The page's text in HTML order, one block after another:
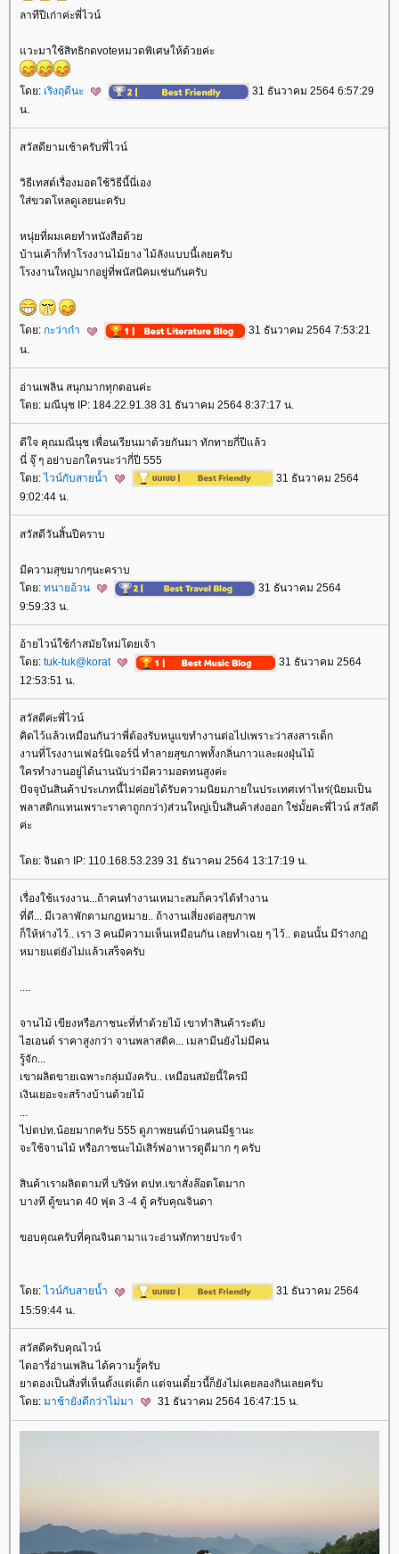
ลาทีปีเก่าค่ะพี่ไวน์
วะมาใช้สิทธิกดvoteหมวดพิเศษให้ด้วยค่ะ
ดย: เริงฤดีนะ
31 ธันวาคม 2564 6:57:29
น.
สวัสดียามเช้าครับพี่ไวน์
วิธีเทสต์เรื่องมอดใช้วิธีนี้นี่เอง
ส่ขวดโหลดูเลยนะครับ
หนุ่ยที่ผมเคยทำหนังสือด้ว
บ้านเค้าก็ทำโรงงานไม้ยาง ไม้ลังแบบนี้เลยครับ
รงงานใหญ่มากอยู่ที่พนัสนิคมเช่นกันครับ
ดย: กะว่าก๋า
31 ธันวาคม 2564 7:53:21
น.
อ่านเพลิน สนุกมากทุกตอนค่ะ
ดย: มณีนุช IP: 184.22.91.38 31 ธันวาคม 2564 8:37:17 น.
ดีใจ คุณมณีนุช เพื่อนเรียนมาด้วยกันมา ทักทายกี่ปีแล้ว
นี่ จุ๊ ๆ อย่าบอกใครนะว่ากี่ปี 555
ดย:ไวน์กับสายน้ำ
31 ธันวาคม 2564
9:02:44 น.
สวัสดีวันสิ้นปีคราบ
มีความสุขมากๆนะคราบ
ดย: ทนายอ้วน
31 ธันวาคม 2564
9:59:33 น.
อ้ายไวน์ใช้กำสมัยใหม่โตยเจ้า
ดย: tuk-tuk@korat
31 ธันวาคม 2564
12:53:51 น.
สวัสดีค่ะพี่ไวน์
คิดไว้แล้วเหมือนกันว่าพี่ต้องรับหนูแขทำงานต่อไปเพราะว่าสงสารเด็ก
งานที่โรงงานเฟอร์นิเจอร์นี่ ทำลายสุขภาพทั้งกลิ่นกาวและผงฝุ่นไม้
ครทำงานอยู่ได้นานนับว่ามีความอดทนสูงค่ะ
ปัจจุบันสินค้าประเภทนี้ไม่ค่อยได้รับความนิยมภายในประเทศเท่าไหร่(นิยมเป็น
พลาสติกแทนเพราะราคาถูกกว่า)ส่วนใหญ่เป็นสินค้าส่งออก ใช่มั้ยคะพี่ไวน์ สวัสดี
ค่ะ
ดย: จินดา IP: 110.168.53.239 31 ธันวาคม 2564 13:17:19 น.
เรื่องใช้แรงงาน...ถ้าคนทำงานเหมาะสมก็ควรได้ทำงาน
ที่ดี... มีเวลาพักตามกฏหมาย.. ถ้างานเสี่ยงต่อสุขภาพ
ก็ให้ห่างไว้.. เรา 3 คนมีความเห็นเหมือนกัน เลยทำเฉย ๆ ไว้.. ตอนนั้น มีร่างก
หมายแต่ยังไม่แล้วเสร็จครับ
....
จานไม้ เขียงหรือภาชนะที่ทำด้วยไม้ เขาทำสินค้าระดับ
ไฮเอนด์ ราคาสูงกว่า จานพลาสติค... เมลามีนยังไม่มีคน
รู้จัก...
เขาผลิตขายเฉพาะกลุ่มมังครับ.. เหมือนสมัยนี้ใครมี
เงินเยอะจะสร้างบ้านด้วยไม้
...
ไปตปท.น้อยมากครับ 555 ดูภาพยนต์บ้านคนมีฐานะ
จะใช้จานไม้ หรือภาชนะไม้เสิร์ฟอาหารดูดีมาก ๆ ครับ
สินค้าเราผลิตตามที่ บริษัท ตปท.เขาสั่งล๊อตโตมาก
บางที ตู้ขนาด 40 ฟุต 3 -4 ตู้ ครับคุณจินดา
ขอบคุณครับที่คุณจินดามาแวะอ่านทักทายประจำ
ดย: ไวน์กับสายน้ำ
31 ธันวาคม 2564
15:59:44 น.
สวัสดีครับคุณไวน์
ไดอารี่อ่านเพลิน ได้ความรู้้ครับ
าดองเป็นสิ่งที่เห็นตั้งแต่เด็ก แต่จนเดี๋ยวนี้ก็ยังไม่เคยลองกินเลยครับ
ดย: มาช้ายังดีกว่าไม่มา 31 ธันวาคม 2564 16:47:15 น.